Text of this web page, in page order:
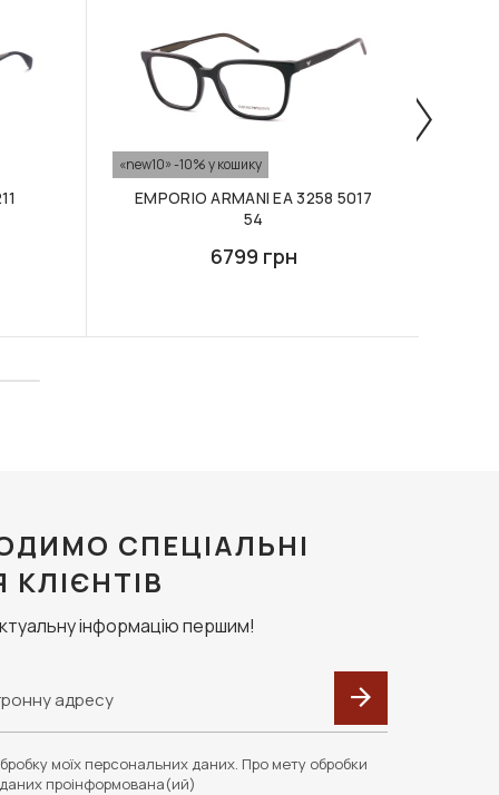
«new10» -10% у кошику
EMPORIO ARMANI EA 3258 5017
54
6799 грн
СПЕЦІАЛЬНІ
КЛІЄНТІВ
інформацію першим!
моїх персональних даних. Про мету обробки
проінформована(ий)